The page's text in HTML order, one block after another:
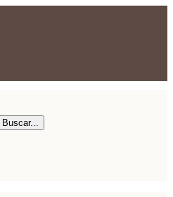
Buscar...